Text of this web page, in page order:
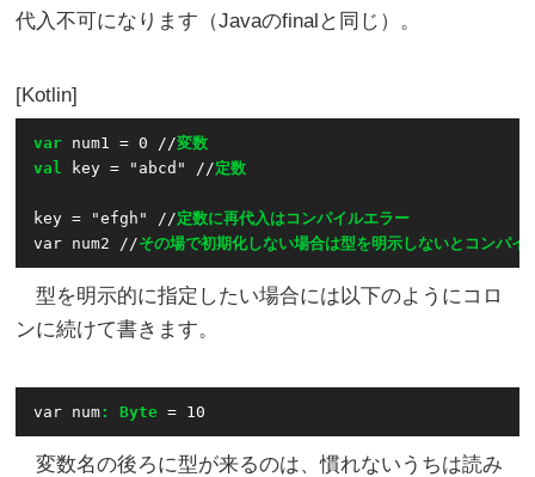
代入不可になります（Javaのfinalと同じ）。
Kotlin
var num1 = 0 //変数
val
key = "abcd" //定数
key = "efgh" //定数に再代入はコンパイルエラー
var num2 //その場で初期化しない場合は型を明示しないとコンパイ
型を明示的に指定したい場合には以下のようにコロ
ンに続けて書きます。
var num: Byte
変数名の後ろに型が来るのは、慣れないうちは読み